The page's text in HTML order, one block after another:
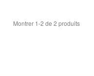
Montrer 1-2 de 2 produits